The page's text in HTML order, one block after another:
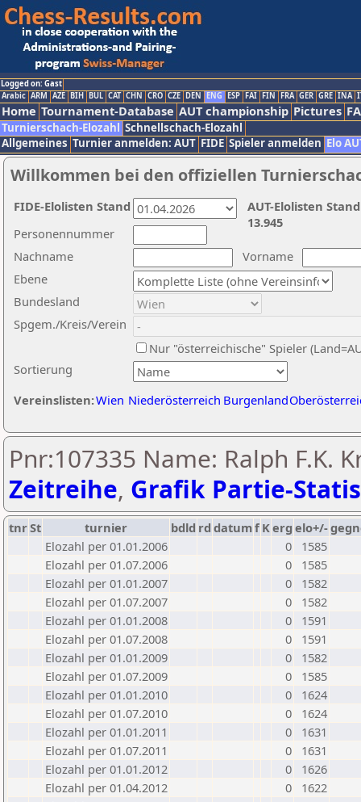
Logged on: Gast
Arabic ARM AZE BIH BUL CAT CHN CRO CZE DEN ENG ESP FAI FIN FRA GER GRE INA
Home Tournament-Database AUT championship Pictures
Turnierschach-Elozahl Schnellschach-Elozahl
Allgemeines Turnier anmelden: AUT FIDE Spieler anmelden Elo
Willkommen bei den offiziellen
Nachname
Vorname
Ebene
Sortierung
Personennummer
Bundesland
Spgem./Kreis/Verein
Nur "österreichische" Spieler
Vereinslisten:Wien Niederösterreich Burgenland
AUT-Elolisten
13.945
FIDE-Elolisten Stand
Pnr:107335 Name: Ralph F.K.
Zeitreihe, Grafik Partie-
tnrSt turnier bdld rd datumf Kerg elo+/-
Elozahl per 01.01.2006
0
1585
Elozahl per 01.07.2006
0
1585
Elozahl per 01.01.2007
0
1582
Elozahl per 01.07.2007
0
1582
Elozahl per 01.01.2008
0
1591
Elozahl per 01.07.2008
0
1591
Elozahl per 01.01.2009
0
1582
Elozahl per 01.07.2009
0
1585
Elozahl per 01.01.2010
0
1624
Elozahl per 01.07.2010
0
1624
Elozahl per 01.01.2011
0
1631
Elozahl per 01.07.2011
0
1631
Elozahl per 01.01.2012
0
1626
Elozahl per 01.04.2012
0
1622